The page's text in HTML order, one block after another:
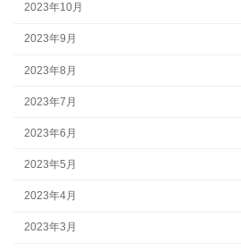
2023年10月
2023年9月
2023年8月
2023年7月
2023年6月
2023年5月
2023年4月
2023年3月